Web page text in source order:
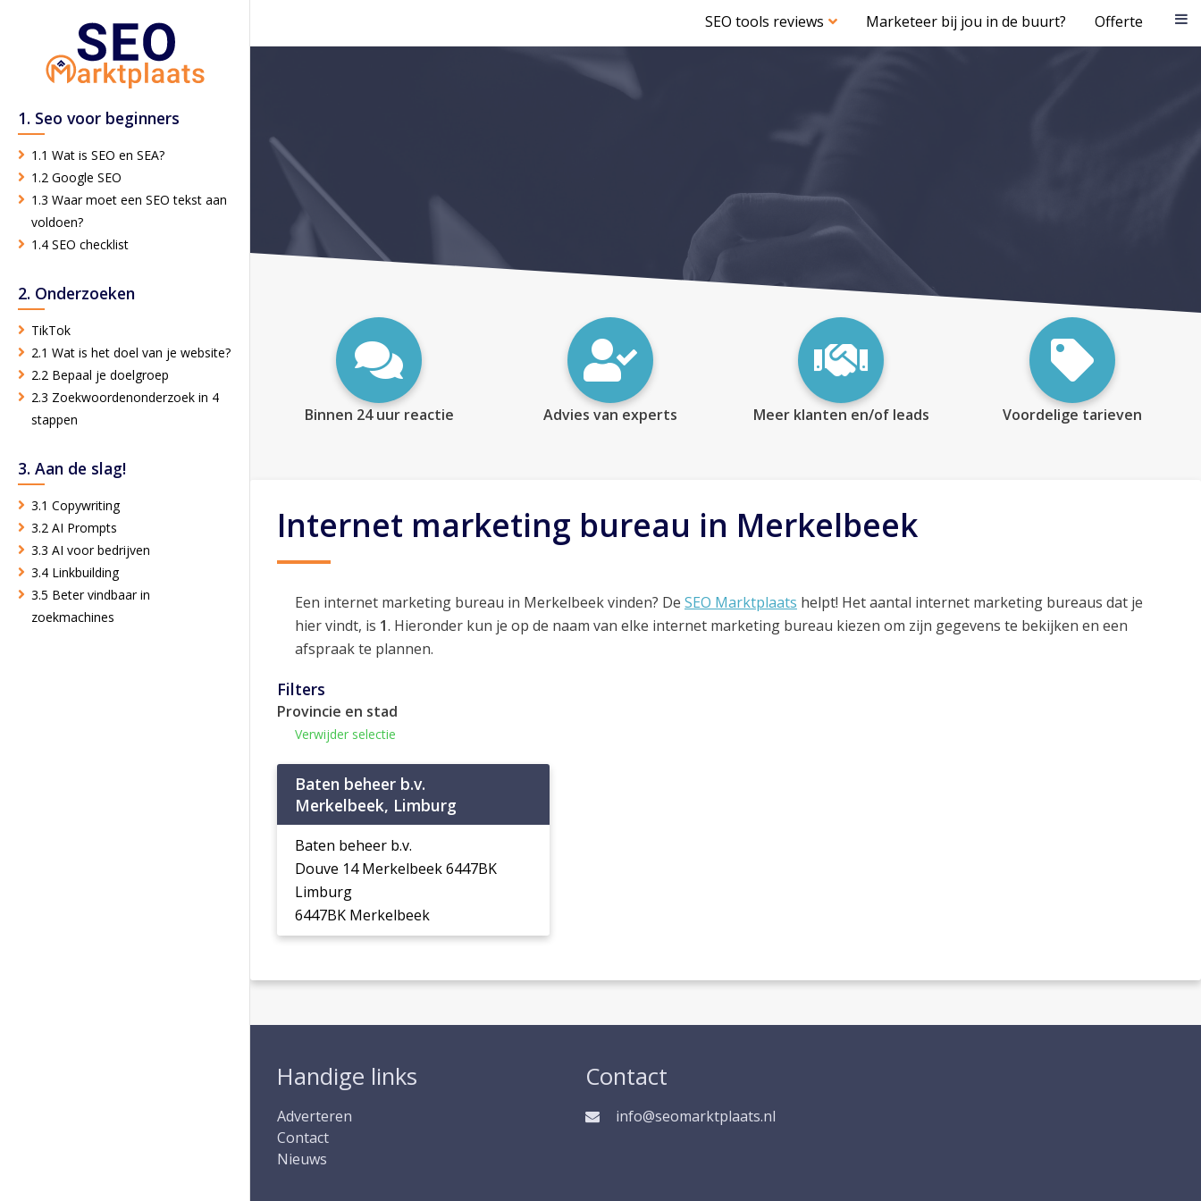
SEO tools reviews Marketeer bij jou in de buurt? Offerte
1. Seo voor beginners
1.1 Wat is SEO en SEA?
1.2 Google SEO
1.3 Waar moet een SEO tekst aan
voldoen?
1.4 SEO checklist
2. Onderzoeken
TikTok
2.1 Wat is het doel van je website?
2.2 Bepaal je doelgroep
2.3 Zoekwoordenonderzoek in 4
stappen
3. Aan de slag!
3.1 Copywriting
3.2 AI Prompts
3.3 AI voor bedrijven
3.4 Linkbuilding
3.5 Beter vindbaar in
zoekmachines
Binnen 24 uur reactie Advies van experts Meer klanten en/of leads Voordelige tarieven
Internet marketing bureau in Merkelbeek
Een internet marketing bureau in Merkelbeek vinden? De SEO Marktplaats helpt! Het aantal internet marketing bureaus dat je
hier vindt, is 1. Hieronder kun je op de naam van elke internet marketing bureau kiezen om zijn gegevens te bekijken en een
afspraak te plannen.
Filters
Provincie en stad
Verwijder selectie
Baten beheer b.v.
Merkelbeek, Limburg
Baten beheer b.v.
Douve 14 Merkelbeek 6447BK
Limburg
6447BK Merkelbeek
Handige links
Adverteren
Contact
Nieuws
Contact
info@seomarktplaats.nl